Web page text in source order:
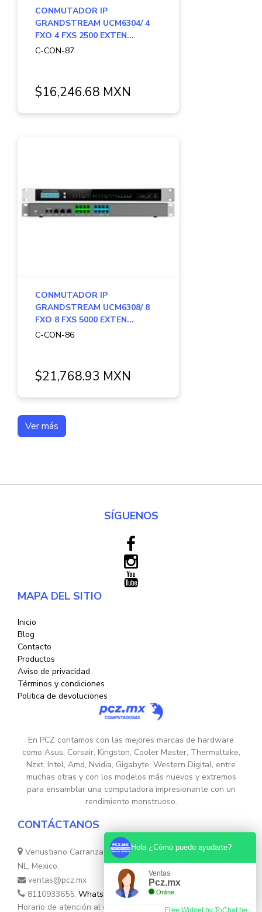
CONMUTADOR IP
GRANDSTREAM UCM6304/ 4
FXO 4 FXS 2500 EXTEN...
C-CON-87
$16,246.68 MXN
CONMUTADOR IP
GRANDSTREAM UCM6308/ 8
FXO 8 FXS 5000 EXTEN...
C-CON-86
$21,768.93 MXN
Ver más
SÍGUENOS
MAPA DEL SITIO
Inicio
Blog
Contacto
Productos
Aviso de privacidad
Términos y condiciones
Politica de devoluciones
En PCZ contamos con las mejores marcas de hardware
como Asus, Corsair, Kingston, Cooler Master, Thermaltake,
Nzxt, Intel, Amd, Nvidia, Gigabyte, Western Digital, entre
muchas otras y con los modelos más nuevos y extremos
para ensamblar una computadora impresionante con un
rendimiento monstruoso.
CONTÁCTANOS
Venustiano Carranza Nte. 755, Colonia Centro, Monterrey,
NL, Mexico.
ventas@pcz.mx
8110933655, Whatsapp 8131554632
Horario de atención al cliente: de 10:30hs. a 17:30hs de
Hola ¿Cómo puedo ayudarte?
Ventas
Pcz.mx
Online
Free Widget by ToChat.be